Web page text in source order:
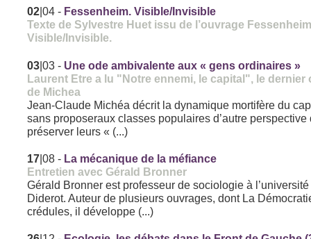
02 |04 - Fessenheim. Visible/Invisible
Texte de Sylvestre Huet issu de l’ouvrage
Visible/Invisible.
03 |03 - Une ode ambivalente aux « gens ordinaires »
Laurent Etre a lu "Notre ennemi, le capital", le dernier
de Michea
Jean-Claude Michéa décrit la dynamique mortifère du
sans proposeraux classes populaires d’autre perspective
préserver leurs « (...)
17 |08 - La mécanique de la méfiance
Entretien avec Gérald Bronner
Gérald Bronner est professeur de sociologie à
Diderot. Auteur de plusieurs ouvrages, dont La
crédules, il développe (...)